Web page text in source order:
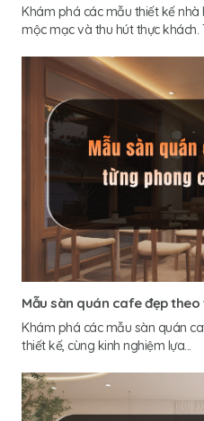
Khám phá các mẫu thiết kế nhà
mộc mạc và thu hút thực khách.
Mẫu sàn quán cafe đẹp theo
Khám phá các mẫu sàn quán
thiết kế, cùng kinh nghiệm lựa...